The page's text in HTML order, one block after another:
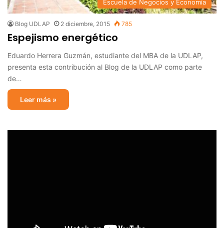
Escuela de Negocios y Economía
Blog UDLAP 2 diciembre, 2015 785
Espejismo energético
Eduardo Herrera Guzmán, estudiante del MBA de la UDLAP,
presenta esta contribución al Blog de la UDLAP como parte
de…
Leer más »